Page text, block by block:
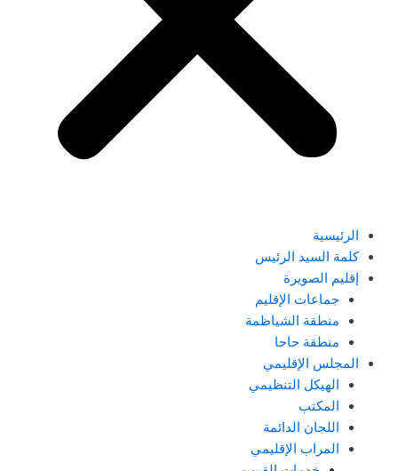
الرئيسية
كلمة السيد الرئيس
إقليم الصويرة
جماعات الإقليم
منطقة الشياظمة
منطقة حاحا
المجلس الإقليمي
الهيكل التنظيمي
المكتب
اللجان الدائمة
المراب الإقليمي